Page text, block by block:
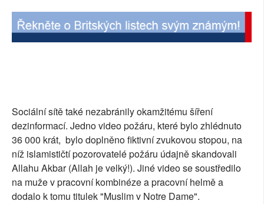
Sociální sítě také nezabránily okamžitému šíření
dezinformací. Jedno video požáru, které bylo zhlédnuto
36 000 krát, bylo doplněno fiktivní zvukovou stopou, na
níž islamističtí pozorovatelé požáru údajně skandovali
Allahu Akbar (Allah je velký!). Jiné video se soustředilo
na muže v pracovní kombinéze a pracovní helmě a
dodalo k tomu titulek "Muslim v Notre Dame".